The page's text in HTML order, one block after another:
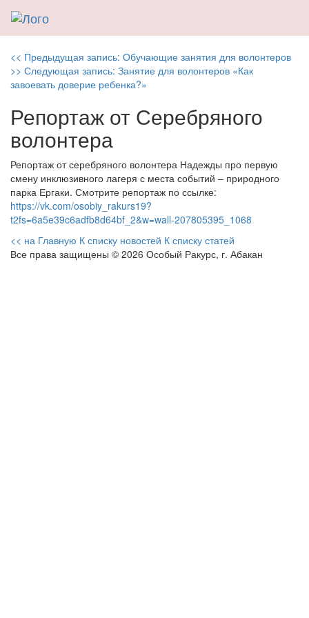
Навигация
по
записям
<< Предыдущая запись: Previous
post:
Обучающие занятия для волонтеров
>> Следующая запись: Next
post:
Занятие для волонтеров «Как
завоевать доверие ребенка?»
Репортаж от Серебряного
волонтера
Репортаж от серебряного волонтера Надежды про первую
смену инклюзивного лагеря с места событий – природного
парка Ергаки. Смотрите репортаж по ссылке:
https://vk.com/osobiy_rakurs19?
t2fs=6a5e39c6adfb8d64bf_2&w=wall-207805395_1068
<< на Главную К списку новостей К списку статей
Все права защищены © 2026 Особый Ракурс, г. Абакан